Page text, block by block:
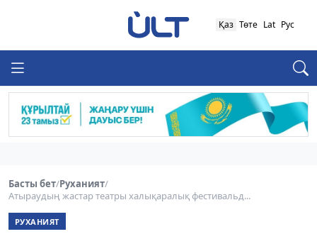
Қаз Төте Lat Рус
Басты бет/Руханият/
Атыраудың жастар театры халықаралық фестивальд...
РУХАНИЯТ